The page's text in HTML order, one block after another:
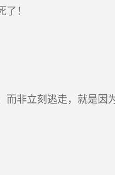
！
非立刻逃走，就是因